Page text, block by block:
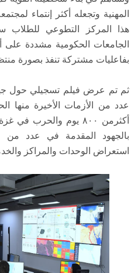
المهنية وتجعله أكثر إنتماء
هذا المركز التطوعي للطلاب
الجامعات الحكومية مشددة
بفاعليات مشتركة تنفذ بصورة
ثم تم عرض فيلم تسجيلي حول
عدد من الأزمات الأخيرة منها
بالجهود المقدمة في عدد من
استعراض الوحدات والمراكز